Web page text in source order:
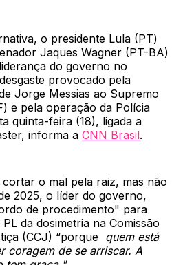
o presidente Lula (PT)
Jaques Wagner (PT-BA)
do governo no
provocado pela
Jorge Messias ao Supremo
e pela operação da Polícia
quinta-feira (18), ligada a
informa a CNN Brasil.
o mal pela raiz, mas não
2025, o líder do governo,
de procedimento" para
da dosimetria na Comissão
(CCJ) “porque quem está
coragem de se arriscar. A